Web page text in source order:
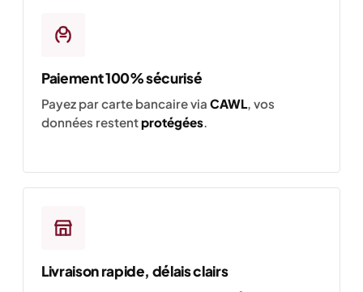
Paiement 100% sécurisé
Payez par carte bancaire via CAWL, vos
données restentprotégées.
Livraison rapide, délais clairs